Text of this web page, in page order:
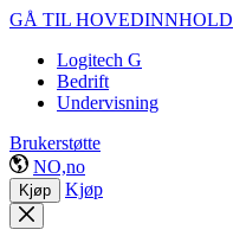
GÅ TIL HOVEDINNHOLD
Logitech G
Bedrift
Undervisning
Brukerstøtte
NO,no
Kjøp Kjøp